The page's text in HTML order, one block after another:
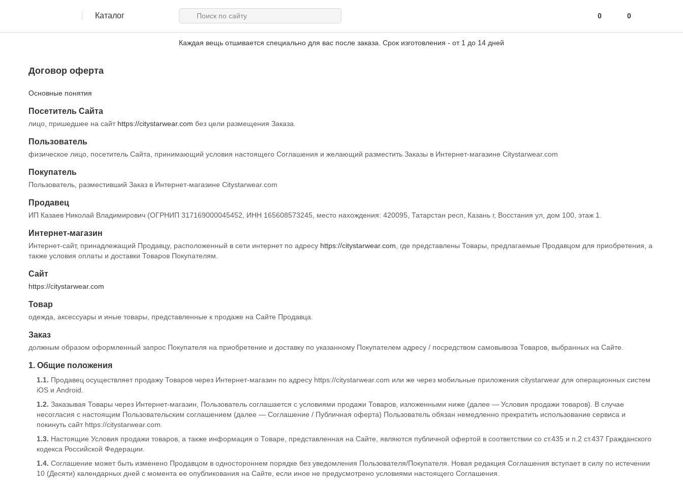
Каталог 0 0
Каждая вещь отшивается специально для вас после заказа. Срок изготовления - от 1 до 14 дней
Договор оферта
Основные понятия
Посетитель Сайта
лицо, пришедшее на сайт https://citystarwear.com без цели размещения Заказа.
Пользователь
физическое лицо, посетитель Сайта, принимающий условия настоящего Соглашения и желающий разместить Заказы в Интернет-магазине Citystarwear.com
Покупатель
Пользователь, разместивший Заказ в Интернет-магазине Citystarwear.com
Продавец
ИП Казаев Николай Владимирович (ОГРНИП 317169000045452, ИНН 165608573245, место нахождения: 420095, Татарстан респ, Казань г, Восстания ул, дом 100, этаж 1.
Интернет-магазин
Интернет-сайт, принадлежащий Продавцу, расположенный в сети интернет по адресу https://citystarwear.com , где представлены Товары, предлагаемые Продавцом для приобретения, а
также условия оплаты и доставки Товаров Покупателям.
Сайт
https://citystarwear.com
Товар
одежда, аксессуары и иные товары, представленные к продаже на Сайте Продавца.
Заказ
должным образом оформленный запрос Покупателя на приобретение и доставку по указанному Покупателем адресу / посредством самовывоза Товаров, выбранных на Сайте.
1. Общие положения
1.1. Продавец осуществляет продажу Товаров через Интернет-магазин по адресу https://citystarwear.com или же через мобильные приложения citystarwear для операционных систем
iOS и Android.
1.2. Заказывая Товары через Интернет-магазин, Пользователь соглашается с условиями продажи Товаров, изложенными ниже (далее — Условия продажи товаров). В случае
несогласия с настоящим Пользовательским соглашением (далее — Соглашение / Публичная оферта) Пользователь обязан немедленно прекратить использование сервиса и
покинуть сайт https://citystarwear.com
1.3. Настоящие Условия продажи товаров, а также информация о Товаре, представленная на Сайте, являются публичной офертой в соответствии со ст.435 и п.2 ст.437 Гражданского
кодекса Российской Федерации.
1.4. Соглашение может быть изменено Продавцом в одностороннем порядке без уведомления Пользователя/Покупателя. Новая редакция Соглашения вступает в силу по истечении
10 (Десяти) календарных дней с момента ее опубликования на Сайте, если иное не предусмотрено условиями настоящего Соглашения.